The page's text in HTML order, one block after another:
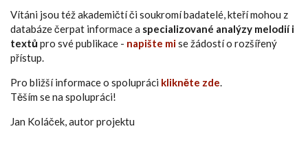
Vítáni jsou též akademičtí či soukromí badatelé, kteří mohou z
databáze čerpat informace a specializované analýzy melodií i
textůpro své publikace - napište mise žádostí o rozšířený
přístup.
Pro bližší informace o spolupráci klikněte zde.
Těším se na spolupráci!
Jan Koláček, autor projektu